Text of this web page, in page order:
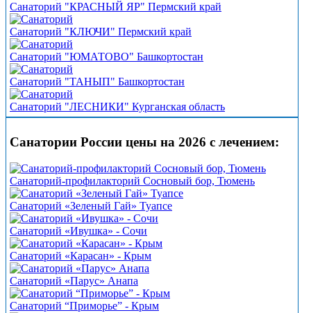
Санаторий "КРАСНЫЙ ЯР" Пермский край
Санаторий "КЛЮЧИ" Пермский край
Санаторий "ЮМАТОВО" Башкортостан
Санаторий "ТАНЫП" Башкортостан
Санаторий "ЛЕСНИКИ" Курганская область
Санатории России цены на 2026 с лечением:
Санаторий-профилакторий Сосновый бор, Тюмень
Санаторий «Зеленый Гай» Туапсе
Санаторий «Ивушка» - Сочи
Санаторий «Карасан» - Крым
Санаторий «Парус» Анапа
Санаторий “Приморье” - Крым